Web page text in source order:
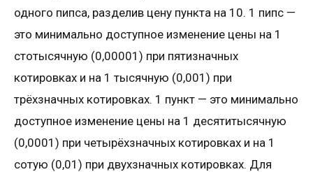
одного пипса, разделив цену пункта на 10. 1 пипс —
это минимально доступное изменение цены на 1
стотысячную (0,00001) при пятизначных
котировках и на 1 тысячную (0,001) при
трёхзначных котировках. 1 пункт — это минимально
доступное изменение цены на 1 десятитысячную
(0,0001) при четырёхзначных котировках и на 1
сотую (0,01) при двухзначных котировках. Для